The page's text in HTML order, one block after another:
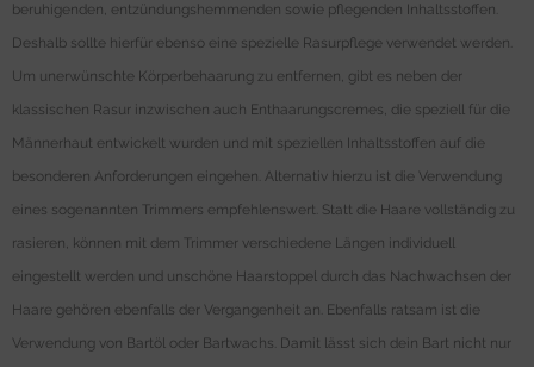
beruhigenden, entzündungshemmenden sowie pflegenden Inhaltsstoffen.
Deshalb sollte hierfür ebenso eine spezielle Rasurpflege verwendet werden.
Um unerwünschte Körperbehaarung zu entfernen, gibt es neben der
klassischen Rasur inzwischen auch Enthaarungscremes, die speziell für die
Männerhaut entwickelt wurden und mit speziellen Inhaltsstoffen auf die
besonderen Anforderungen eingehen. Alternativ hierzu ist die Verwendung
eines sogenannten Trimmers empfehlenswert. Statt die Haare vollständig zu
rasieren, können mit dem Trimmer verschiedene Längen individuell
eingestellt werden und unschöne Haarstoppel durch das Nachwachsen der
Haare gehören ebenfalls der Vergangenheit an. Ebenfalls ratsam ist die
Verwendung von Bartöl oder Bartwachs. Damit lässt sich dein Bart nicht nur